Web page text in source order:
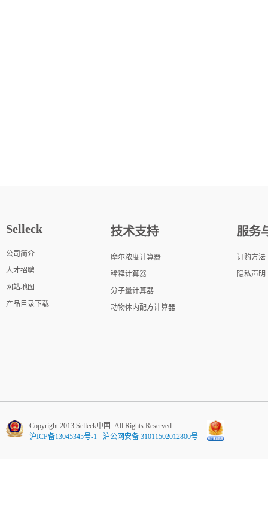
Selleck
公司简介
人才招聘
网站地图
产品目录下载
技术支持
摩尔浓度计算器
稀释计算器
分子量计算器
动物体内配方计算器
服务
订购方法
隐私声明
Copyright 2013 Selleck中国. All Rights Reserved.
沪ICP备13045345号-1
沪公网安备 31011502012800号